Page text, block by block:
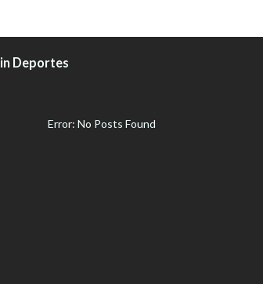
Deportes
Error: No Posts Found